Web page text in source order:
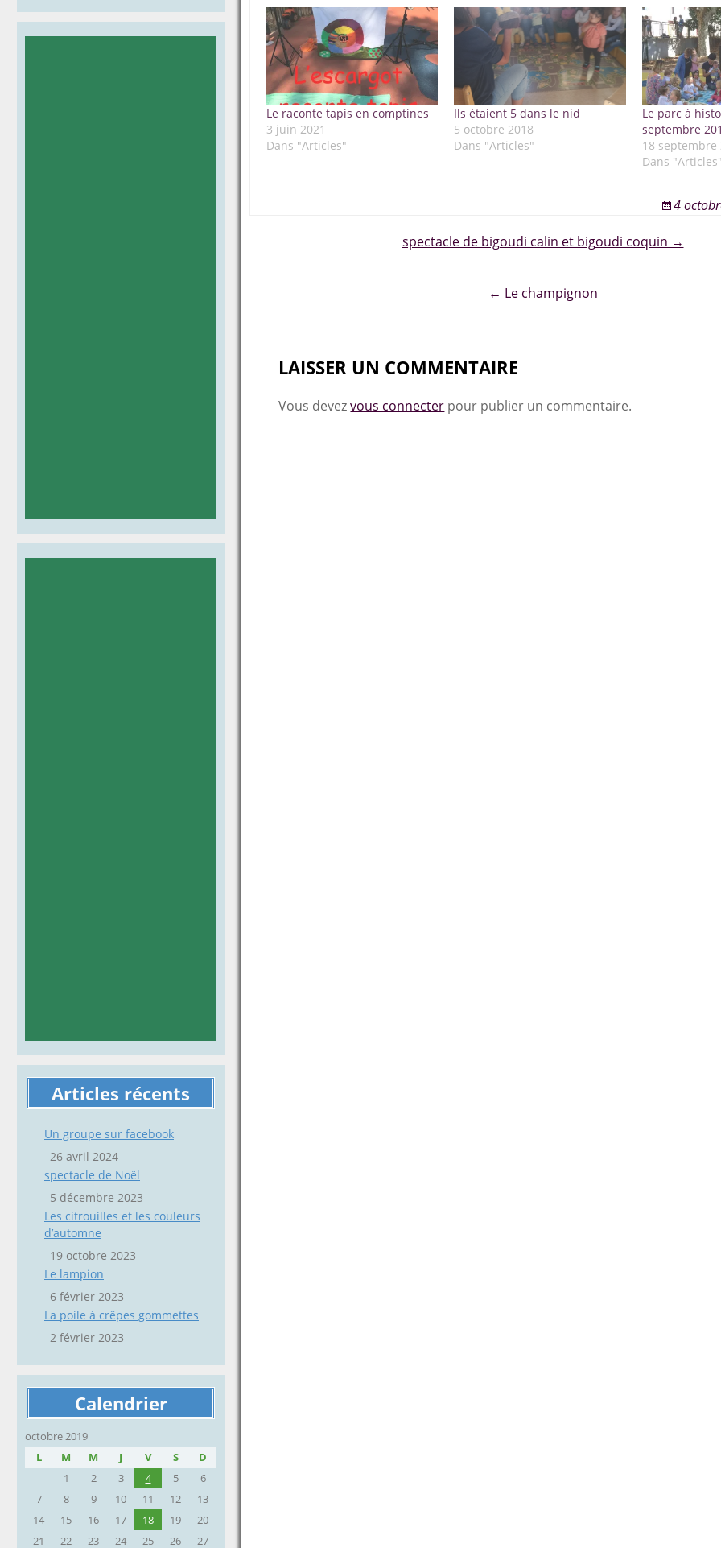
Articles récents
Un groupe sur facebook
26 avril 2024
spectacle de Noël
5 décembre 2023
Les citrouilles et les couleurs
d’automne
19 octobre 2023
Le lampion
6 février 2023
La poile à crêpes gommettes
2 février 2023
Calendrier
octobre 2019
L
M M J V S
D
1
2 3 4 5
6
7
8 9 10 11 12
13
14
15 16 17 18 19
20
21
22 23 24 25 26 27
Le raconte tapis en comptines
3 juin 2021
Dans "Articles"
Ils étaient 5 dans le nid
5 octobre 2018
Dans "Articles"
Le parc à
septembre
18 septembre
Dans
4
spectacle de bigoudi calin et bigoudi coquin →
← Le champignon
LAISSER UN COMMENTAIRE
Vous devezvous connecter pour publier un commentaire.